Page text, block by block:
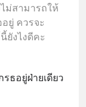
ม่สามารถให้
ยู่ ควรจะ
ยังไงดีคะ
ธอยู่ฝ่ายเดียว